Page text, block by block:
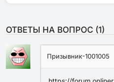
ОТВЕТЫ НА ВОПРОС (1)
Призывник-1001005